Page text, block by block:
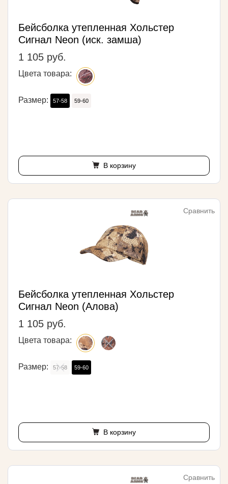
Бейсболка утепленная Хольстер
Сигнал Neon (иск. замша)
1 105 руб.
Цвета товара:
Размер: 57-58 59-60
В корзину
Сравнить
Бейсболка утепленная Хольстер
Сигнал Neon (Алова)
1 105 руб.
Цвета товара:
Размер: 57-58 59-60
В корзину
Сравнить